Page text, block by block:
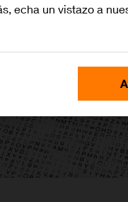
echa un vistazo a